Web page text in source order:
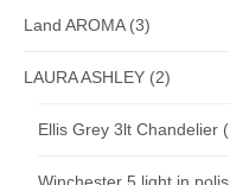
Land AROMA(3)
LAURA ASHLEY (2)
Ellis Grey 3lt Chandelier